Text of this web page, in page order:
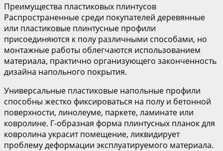
Преимущества пластиковых плинтусов
Распространенные среди покупателей деревянные
или пластиковые плинтусные профили
присоединяются к полу различными способами, но
монтажные работы облегчаются использованием
материала, практично организующего законченность
дизайна напольного покрытия.
Универсальные пластиковые напольные профили
способны жестко фиксироваться на полу и бетонной
поверхности, линолеуме, паркете, ламинате или
ковролине. Г-образная форма плинтусных планок для
ковролина украсит помещение, ликвидирует
проблему деформации эксплуатируемого материала.